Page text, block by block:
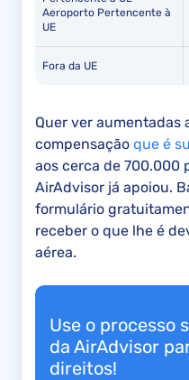
Aeroporto Pertencente à
UE
Fora da UE
Quer ver aumentadas
compensação que é
aos cerca de 700.000
AirAdvisor já apoiou.
formulário
receber o que lhe é
aérea.
Use o processo
da AirAdvisor
direitos!